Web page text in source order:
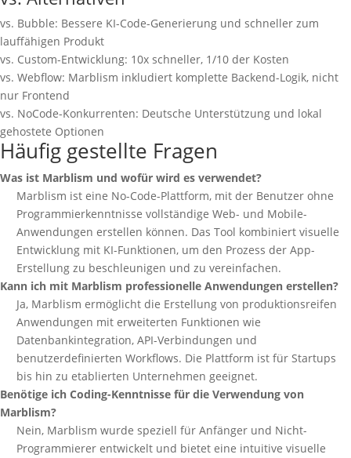
vs. Bubble: Bessere KI-Code-Generierung und schneller zum
lauffähigen Produkt
vs. Custom-Entwicklung: 10x schneller, 1/10 der Kosten
vs. Webflow: Marblism inkludiert komplette Backend-Logik, nicht
nur Frontend
vs. NoCode-Konkurrenten: Deutsche Unterstützung und lokal
gehostete Optionen
Häufig gestellte Fragen
Was ist Marblism und wofür wird es verwendet?
Marblism ist eine No-Code-Plattform, mit der Benutzer ohne
Programmierkenntnisse vollständige Web- und Mobile-
Anwendungen erstellen können. Das Tool kombiniert visuelle
Entwicklung mit KI-Funktionen, um den Prozess der App-
Erstellung zu beschleunigen und zu vereinfachen.
Kann ich mit Marblism professionelle Anwendungen erstellen?
Ja, Marblism ermöglicht die Erstellung von produktionsreifen
Anwendungen mit erweiterten Funktionen wie
Datenbankintegration, API-Verbindungen und
benutzerdefinierten Workflows. Die Plattform ist für Startups
bis hin zu etablierten Unternehmen geeignet.
Benötige ich Coding-Kenntnisse für die Verwendung von
Marblism?
Nein, Marblism wurde speziell für Anfänger und Nicht-
Programmierer entwickelt und bietet eine intuitive visuelle